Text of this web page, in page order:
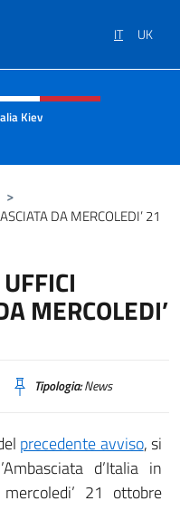
IT UK
e menù
Kiev
>
DA MERCOLEDI’ 21
MERCOLEDI’
Tipologia:News
precedente avviso, si
d’Italia in
21 ottobre